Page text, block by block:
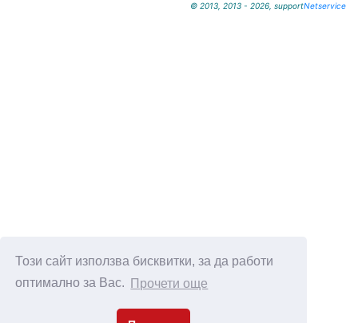
Този сайт използва бисквитки, за да работи
оптимално за Вас.
Прочети още
© 2013, 2013 - 2026, supportNetservice